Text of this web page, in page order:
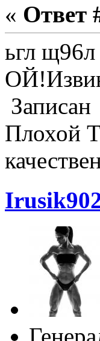
« Ответ
ьгл
Записан
Плохой